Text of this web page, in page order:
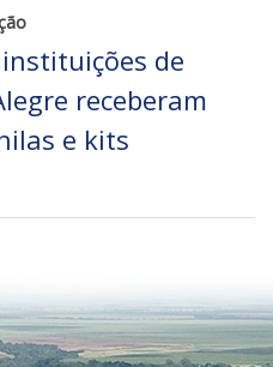
de
receberam
e kits